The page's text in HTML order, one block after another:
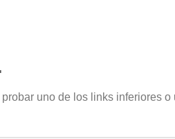
uno de los links inferiores o